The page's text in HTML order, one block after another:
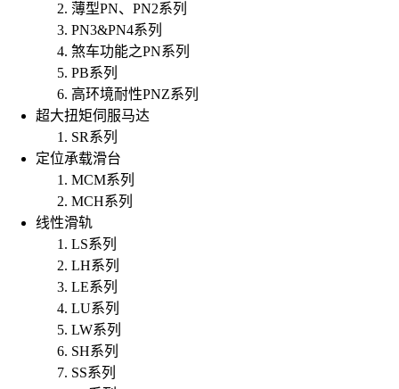
薄型PN、PN2系列
PN3&PN4系列
煞车功能之PN系列
PB系列
高环境耐性PNZ系列
超大扭矩伺服马达
SR系列
定位承载滑台
MCM系列
MCH系列
线性滑轨
LS系列
LH系列
LE系列
LU系列
LW系列
SH系列
SS系列